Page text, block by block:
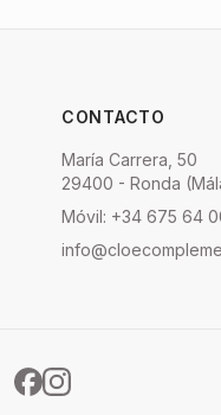
CONTACTO
María Carrera, 50
29400 - Ronda
Móvil: +34 675 64